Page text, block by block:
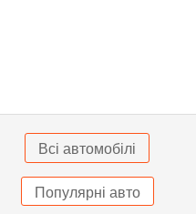
Всі автомобілі
Популярні авто